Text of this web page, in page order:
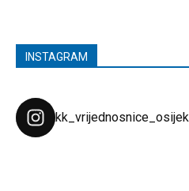
INSTAGRAM
kk_vrijednosnice_osijek